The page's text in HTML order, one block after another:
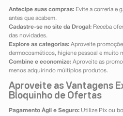
Antecipe suas compras:Evite a correria e
antes que acabem.
Cadastre-se no site da Drogal:Receba
das novidades.
Explore as categorias:Aproveite
dermocosméticos, higiene pessoal e muito
Combine e economize:Aproveite as
menos adquirindo múltiplos produtos.
Aproveite as Vantagens
Bloquinho de Ofertas
Pagamento Ágil e Seguro:Utilize Pix ou